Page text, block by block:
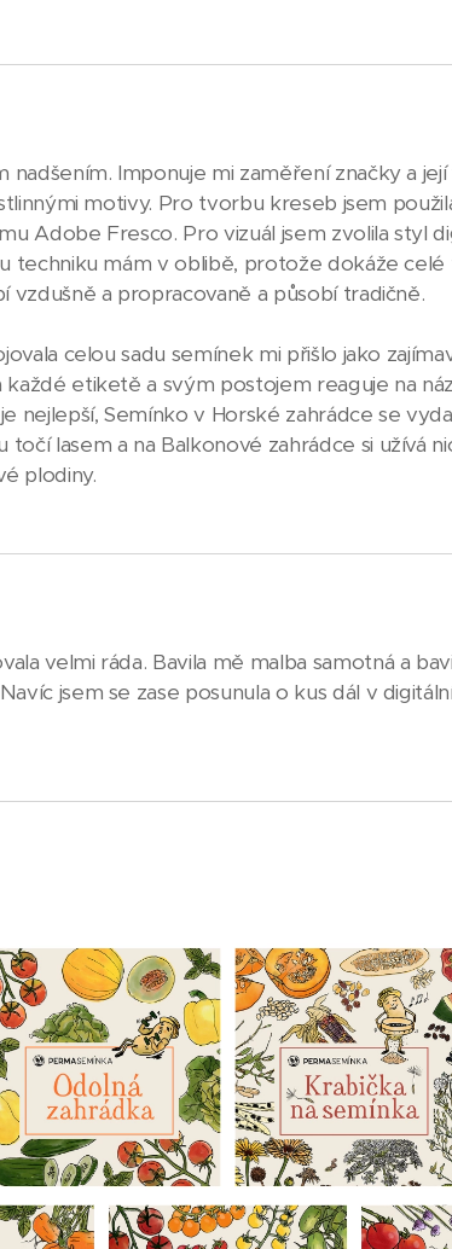
nadšením. Imponuje mi zaměření značky a
motivy. Pro tvorbu kreseb jsem
Adobe Fresco. Pro vizuál jsem zvolila styl
techniku mám v oblibě, protože dokáže
vzdušně a propracovaně a působí tradičně.
celou sadu semínek mi přišlo jako
etiketě a svým postojem reaguje na
nejlepší, Semínko v Horské zahrádce se
lasem a na Balkonové zahrádce si užívá
plodiny.
velmi ráda. Bavila mě malba samotná a
jsem se zase posunula o kus dál v